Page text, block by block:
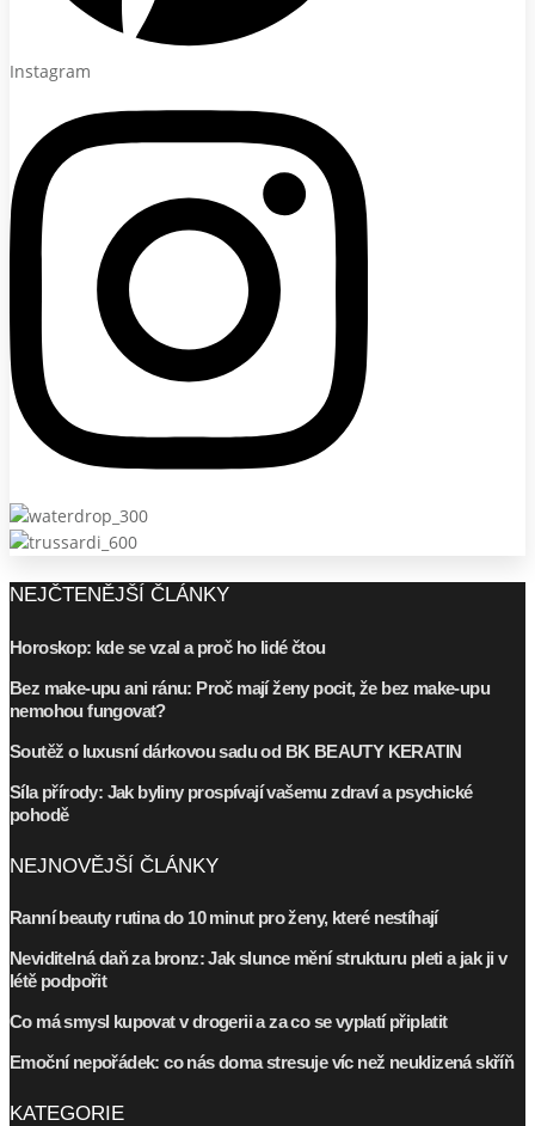
Instagram
NEJČTENĚJŠÍ ČLÁNKY
Horoskop: kde se vzal a proč ho lidé čtou
Bez make-upu ani ránu: Proč mají ženy pocit, že bez make-upu
nemohou fungovat?
Soutěž o luxusní dárkovou sadu od BK BEAUTY KERATIN
Síla přírody: Jak byliny prospívají vašemu zdraví a psychické
pohodě
NEJNOVĚJŠÍ ČLÁNKY
Ranní beauty rutina do 10 minut pro ženy, které nestíhají
Neviditelná daň za bronz: Jak slunce mění strukturu pleti a jak ji v
létě podpořit
Co má smysl kupovat v drogerii a za co se vyplatí připlatit
Emoční nepořádek: co nás doma stresuje víc než neuklizená skříň
KATEGORIE